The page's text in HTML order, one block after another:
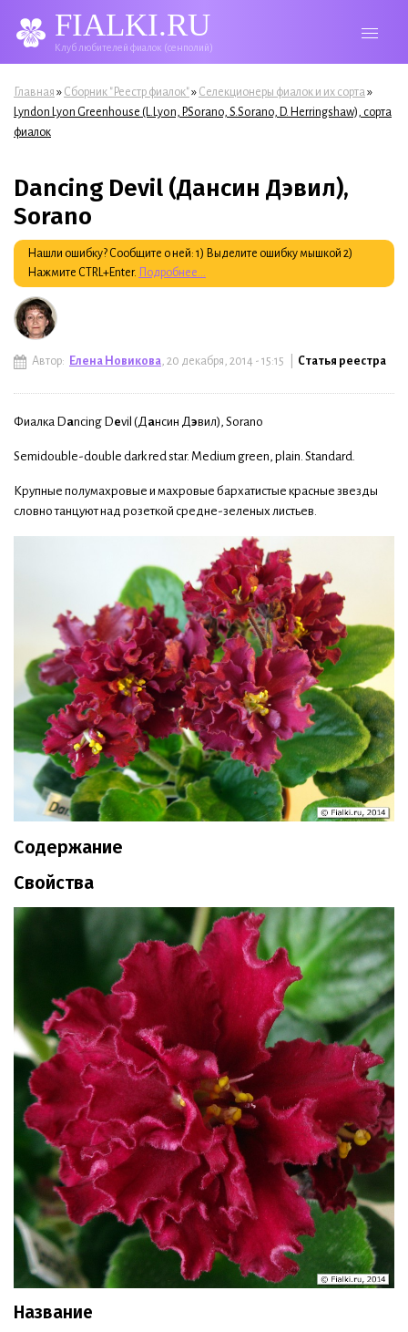
FIALKI.RU
Клуб любителей фиалок (сенполий)
Вы здесь
Главная » Сборник "Реестр фиалок"» Селекционеры фиалок и их сорта »
Lyndon Lyon Greenhouse (L.Lyon, P.Sorano, S.Sorano, D. Herringshaw), сорта
фиалок
Dancing Devil (Дансин Дэвил),
Sorano
Нашли ошибку? Сообщите о ней: 1) Выделите ошибку мышкой 2)
Нажмите CTRL+Enter. Подробнее...
Автор: Елена Новикова, 20 декабря, 2014 - 15:15 | Статья реестра
Фиалка Dancing Devil (Д ансин Дэвил), Sorano
Semidouble-double dark red star. Medium green, plain. Standard.
Крупные полумахровые и махровые бархатистые красные звезды
словно танцуют над розеткой средне-зеленых листьев.
Содержание
Свойства
Название